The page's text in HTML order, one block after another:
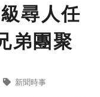
尋人任
弟團聚
新聞時事